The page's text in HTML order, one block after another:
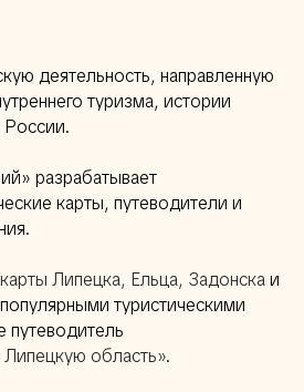
деятельность, направленную
туризма, истории
России.
разрабатывает
карты, путеводители и
карты Липецка, Ельца, Задонскаи
туристическими
область».